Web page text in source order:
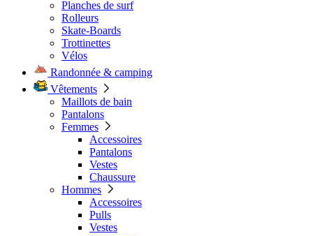
Planches de surf
Rolleurs
Skate-Boards
Trottinettes
Vélos
Randonnée & camping
Vêtements
Maillots de bain
Pantalons
Femmes
Accessoires
Pantalons
Vestes
Chaussure
Hommes
Accessoires
Pulls
Vestes